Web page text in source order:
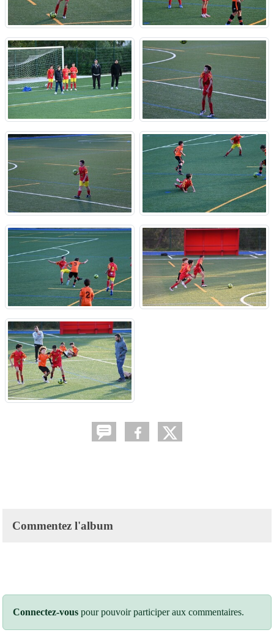
Commentez l'album
Connectez-vous pour pouvoir participer aux commentaires.